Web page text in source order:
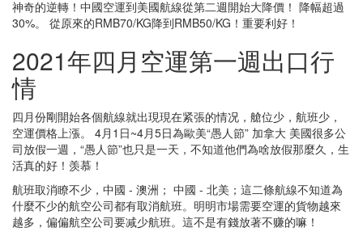
神奇的逆轉！中國空運到美國航線從第二週開始大降價！ 降幅超過
30%。 從原來的RMB70/KG降到RMB50/KG！重要利好！
2021年四月空運第一週出口行
情
四月份剛開始各個航線就出現現在紧張的情况，艙位少，航班少，
空運價格上漲。 4月1日~4月5日為歐美“愚人節” 加拿大 美國很多公
司放假一週，“愚人節”也只是一天，不知道他們為啥放假那麼久，生
活真的好！羡慕！
航班取消瞭不少，中國 - 澳洲； 中國 - 北美；這二條航線不知道為
什麼不少的航空公司都有取消航班。明明市場需要空運的貨物越來
越多，偏偏航空公司要减少航班。這不是有錢放著不赚的嘛！